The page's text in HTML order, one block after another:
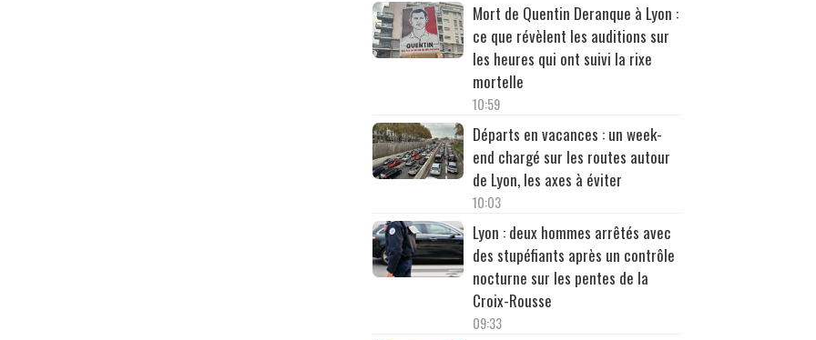
Mort de Quentin Deranque à Lyon :
ce que révèlent les auditions sur
les heures qui ont suivi la rixe
mortelle
10:59
Départs en vacances : un week-
end chargé sur les routes autour
de Lyon, les axes à éviter
10:03
Lyon : deux hommes arrêtés avec
des stupéfiants après un contrôle
nocturne sur les pentes de la
Croix-Rousse
09:33